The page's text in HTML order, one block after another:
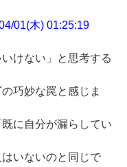
01(木) 01:25:19
けない」と思考する
巧妙な罠と感じま
に自分が漏らしてい
いないのと同じで